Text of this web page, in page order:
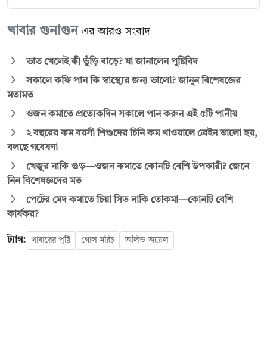
খাবার গুনাগুন এর আরও সংবাদ
ভাত খেলেই কী ভুঁড়ি বাড়ে? যা জানালেন পুষ্টিবিদ
সকালে কফি পান কি স্বাস্থ্যের জন্য ভালো? জানুন বিশেষজ্ঞের
মতামত
ওজন কমাতে প্রত্যেকদিন সকালে পান করুন এই ৫টি পানীয়
২ বছরের কম বয়সী শিশুদের চিনি কম খাওয়ালে ব্রেইন ভালো হয়,
বলছে গবেষণা
খেজুর নাকি গুড়—ওজন কমাতে কোনটি বেশি উপকারী? জেনে
নিন বিশেষজ্ঞদের মত
পেটের মেদ কমাতে চিয়া সিড নাকি তোকমা—কোনটি বেশি
কার্যকর?
ট্যাগ: খাবারের পুষ্টি গোল মরিচ অলিভ অয়েল